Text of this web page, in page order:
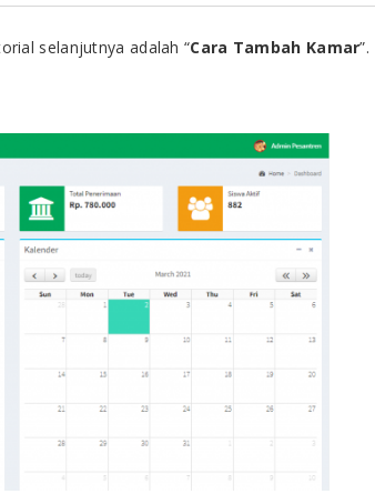
selanjutnya adalah “Cara Tambah Kamar”.